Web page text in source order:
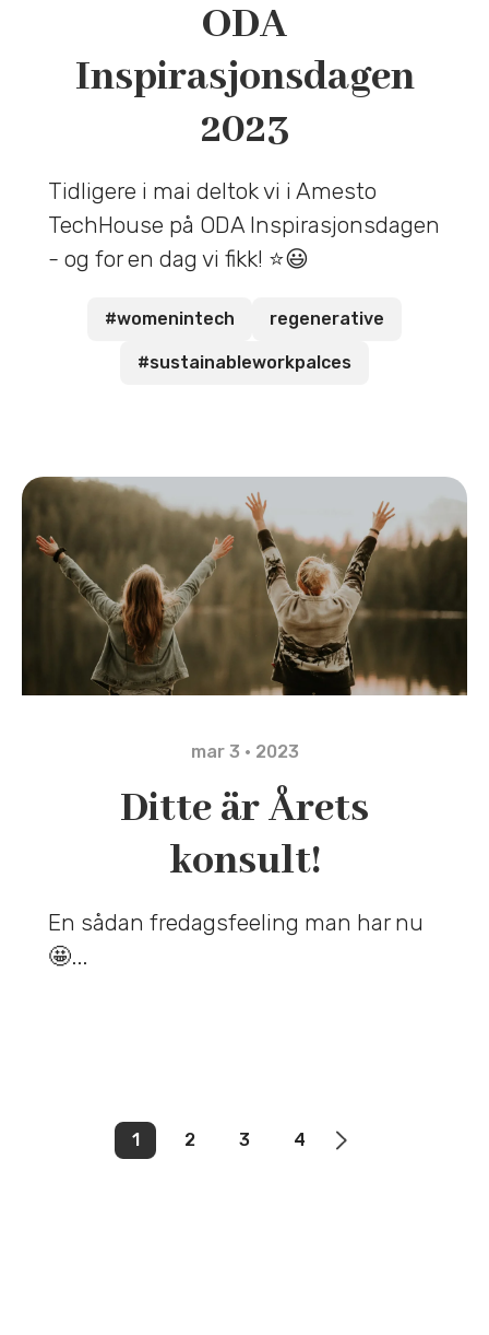
ODA
Inspirasjonsdagen
2023
Tidligere i mai deltok vi i Amesto
TechHouse på ODA Inspirasjonsdagen
- og for en dag vi fikk! ⭐😃
#womenintech regenerative
#sustainableworkpalces
mar 3 · 2023
Ditte är Årets
konsult!
En sådan fredagsfeeling man har nu
🤩...
1 2 3 4